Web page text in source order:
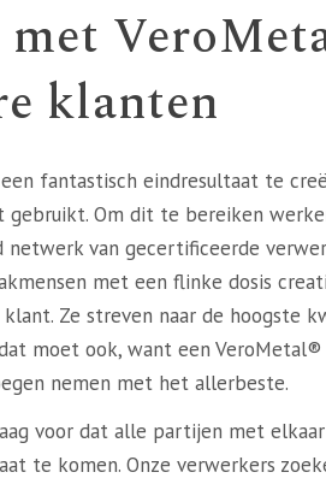
met
klanten
fantastisch eindresultaat te
Om dit te bereiken
netwerk van gecertificeerde
met een flinke dosis
Ze streven naar de hoogste
dat moet ook, want een
nemen met het allerbeste.
voor dat alle partijen met
te komen. Onze verwerkers